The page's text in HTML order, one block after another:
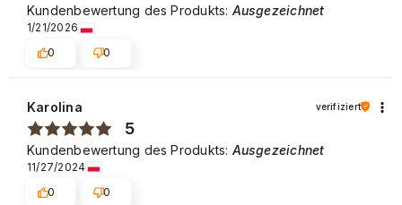
Kundenbewertung des Produkts: Ausgezeichnet
1/21/2026
0
0
Karolina verifiziert
5
Kundenbewertung des Produkts: Ausgezeichnet
11/27/2024
0
0